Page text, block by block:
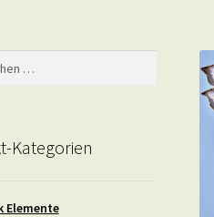
Kategorien
Elemente